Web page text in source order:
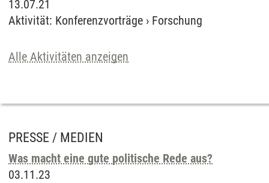
13.07.21
Aktivität: Konferenzvorträge › Forschung
Alle Aktivitäten anzeigen
PRESSE / MEDIEN
Was macht eine gute politische Rede aus?
03.11.23